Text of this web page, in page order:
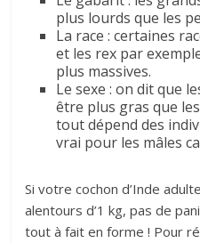
plus lourds que les
La race : certaines
et les rex par
plus massives.
Le sexe : on dit que
être plus gras que
tout dépend des
vrai pour les mâles
Si votre cochon d’Inde
alentours d’1 kg, pas de
tout à fait en forme ! Pour